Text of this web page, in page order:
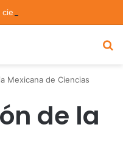
Mexicana de Ciencias
de la